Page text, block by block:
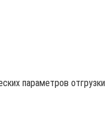
параметров отгрузки